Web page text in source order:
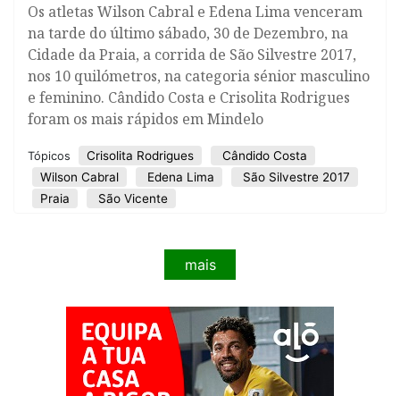
Os atletas Wilson Cabral e Edena Lima venceram
na tarde do último sábado, 30 de Dezembro, na
Cidade da Praia, a corrida de São Silvestre 2017,
nos 10 quilómetros, na categoria sénior masculino
e feminino. Cândido Costa e Crisolita Rodrigues
foram os mais rápidos em Mindelo
Tópicos Crisolita Rodrigues
Cândido Costa
Wilson Cabral
Edena Lima
São Silvestre 2017
Praia
São Vicente
mais